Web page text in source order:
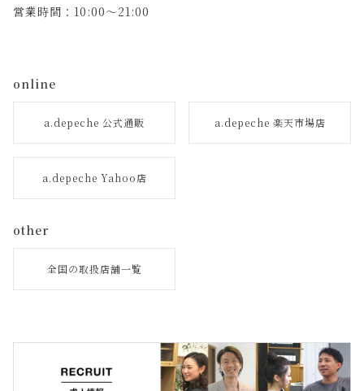
営業時間：10:00～21:00
online
a.depeche 公式通販 a.depeche 楽天市場店
a.depeche Yahoo店
other
全国の取扱店舗一覧